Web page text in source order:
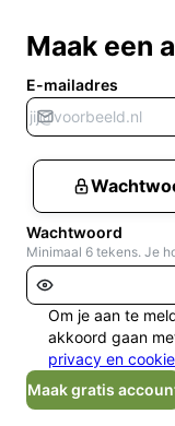
Maak een
E-mailadres
Wachtwoord
Minimaal 6 tekens. Je
Om je aan te
akkoord gaan
privacy en
Maak gratis